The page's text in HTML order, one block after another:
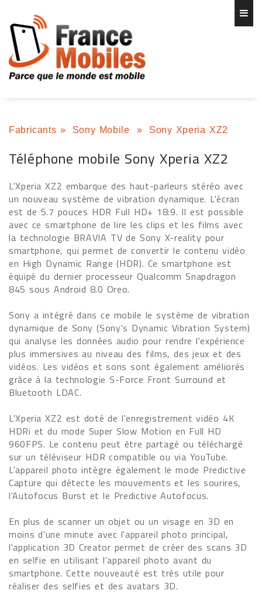
Fabricants » Sony Mobile » Sony Xperia XZ2
Téléphone mobile Sony Xperia XZ2
L'Xperia XZ2 embarque des haut-parleurs stéréo avec
un nouveau système de vibration dynamique. L'écran
est de 5.7 pouces HDR Full HD+ 18:9. Il est possible
avec ce smartphone de lire les clips et les films avec
la technologie BRAVIA TV de Sony X-reality pour
smartphone, qui permet de convertir le contenu vidéo
en High Dynamic Range (HDR). Ce smartphone est
équipé du dernier processeur Qualcomm Snapdragon
845 sous Android 8.0 Oreo.
Sony a intégré dans ce mobile le système de vibration
dynamique de Sony (Sony's Dynamic Vibration System)
qui analyse les données audio pour rendre l'expérience
plus immersives au niveau des films, des jeux et des
vidéos. Les vidéos et sons sont également améliorés
grâce à la technologie S-Force Front Surround et
Bluetooth LDAC.
L'Xperia XZ2 est doté de l'enregistrement vidéo 4K
HDRi et du mode Super Slow Motion en Full HD
960FPS. Le contenu peut être partagé ou téléchargé
sur un téléviseur HDR compatible ou via YouTube.
L'appareil photo intègre également le mode Predictive
Capture qui détecte les mouvements et les sourires,
l'Autofocus Burst et le Predictive Autofocus.
En plus de scanner un objet ou un visage en 3D en
moins d'une minute avec l'appareil photo principal,
l'application 3D Creator permet de créer des scans 3D
en selfie en utilisant l'appareil photo avant du
smartphone. Cette nouveauté est très utile pour
réaliser des selfies et des avatars 3D.